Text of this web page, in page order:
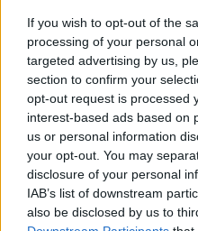
If you wish to opt-out of the
processing of your personal
targeted advertising by us,
section to confirm your
opt-out request is processed
interest-based ads based on
us or personal information
your opt-out. You may
disclosure of your personal
IAB’s list of downstream
also be disclosed by us to